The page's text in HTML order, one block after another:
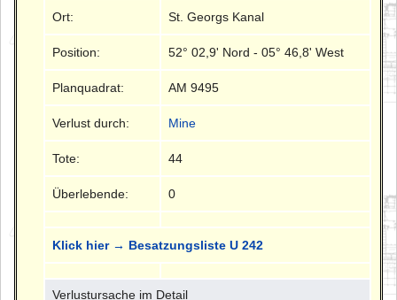
Ort: St. Georgs Kanal
Position: 52° 02,9' Nord - 05° 46,8' West
Planquadrat: AM 9495
Verlust durch: Mine
Tote: 44
Überlebende: 0
Klick hier → Besatzungsliste U 242
Verlustursache im Detail